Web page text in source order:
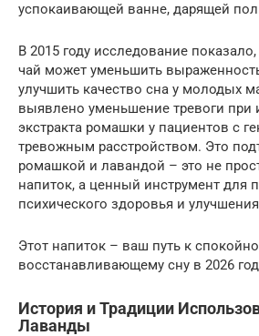
успокаивающей ванне, дарящей
В 2015 году исследование
чай может уменьшить
улучшить качество сна у молодых
выявлено уменьшение тревоги при
экстракта ромашки у пациентов с
тревожным расстройством. Это
ромашкой и лавандой – это не
напиток, а ценный инструмент для
психического здоровья и
Этот напиток – ваш путь к
восстанавливающему сну в 2026
История и Традиции
Лаванды